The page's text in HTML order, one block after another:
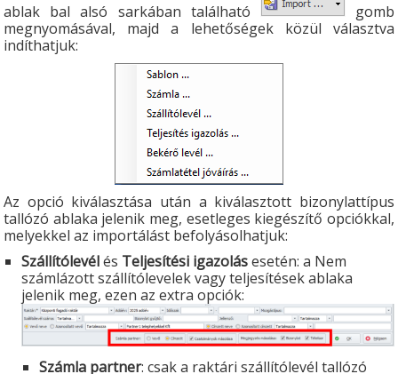
ablak bal alsó sarkában található
gomb
megnyomásával, majd a lehetőségek közül választva
indíthatjuk:
Az opció kiválasztása után a kiválasztott bizonylattípus
tallózó ablaka jelenik meg, esetleges kiegészítő opciókkal,
melyekkel az importálást befolyásolhatjuk:
Szállítólevélés Teljesítési igazolásesetén: a Nem
számlázott szállítólevelek vagy teljesítések ablaka
jelenik meg, ezen az extra opciók:
Számla partner: csak a raktári szállítólevél tallózó